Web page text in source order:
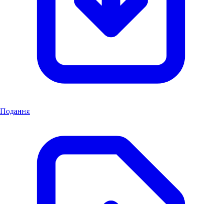
Подання